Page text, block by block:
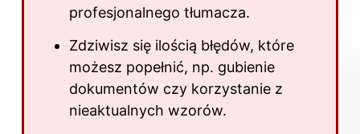
profesjonalnego tłumacza.
Zdziwisz się ilością błędów, które
możesz popełnić, np. gubienie
dokumentów czy korzystanie z
nieaktualnych wzorów.